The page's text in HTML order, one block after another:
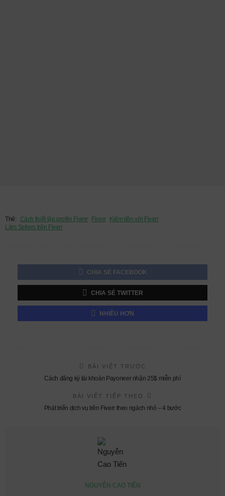
Thẻ: Cách thiết lập profile Fiverr Fiverr
Kiếm tiền với Fiverr
Làm Sellers trên Fiverr
CHIA SẺ FACEBOOK
CHIA SẺ TWITTER
NHIỀU HƠN
BÀI VIẾT TRƯỚC
Cách đăng ký tài khoản Payoneer nhận 25$ miễn phí
BÀI VIẾT TIẾP THEO
Phát triển dịch vụ trên Fiverr theo ngách nhỏ – 4 bước
NGUYỄN CAO TIẾN